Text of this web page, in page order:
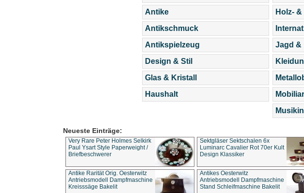
Antike
Antikschmuck
Antikspielzeug
Design & Stil
Glas & Kristall
Haushalt
Holz-
Jagd &
Neueste Einträge:
Very Rare Peter Holmes Selkirk
Paul Ysart Style Paperweight /
Briefbeschwerer
Sektgläser Sektschalen 6x
Luminarc Cavalier Rot 70er Kult
Design Klassiker
Antike Rarität Orig. Oesterwitz
Antriebsmodell Dampfmaschine
Kreisssäge Bakelit
Antikes Oesterwitz
Antriebsmodell Dampfmaschine
Stand Schleifmaschine Bakelit